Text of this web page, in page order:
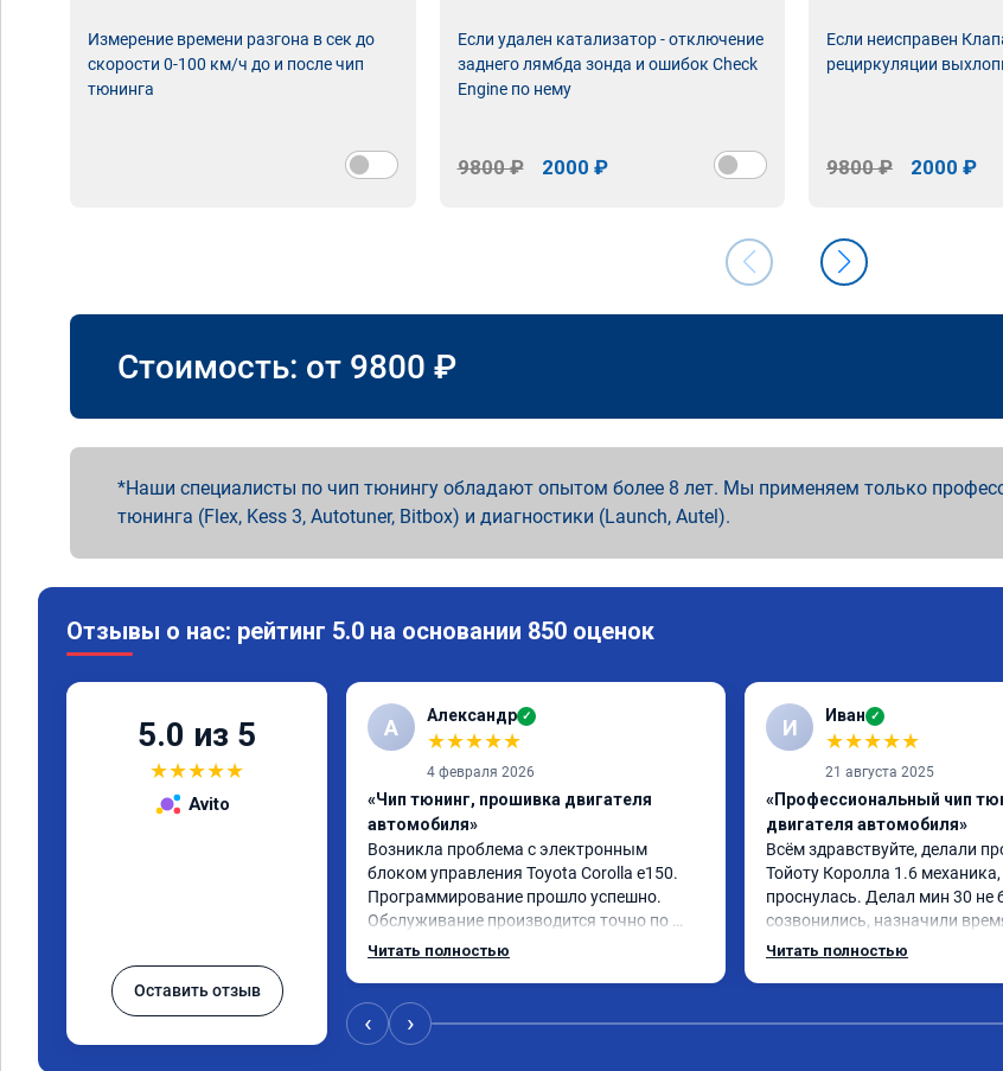
Измерение времени разгона в сек до
скорости 0-100 км/ч до и после чип
тюнинга
Если удален катализатор - отключение
заднего лямбда зонда и ошибок Check
Engine по нему
9800 ₽ 2000 ₽
Если неисправен
рециркуляции
9800 ₽ 2000 ₽
Стоимость: от 9800 ₽
Наши специалисты по чип тюнингу обладают опытом более 8 лет. Мы применяем только
тюнинга (Flex, Kess 3, Autotuner, Bitbox) и диагностики (Launch, Autel).
Отзывы о нас: рейтинг 5.0 на основании 850 оценок
5.0 из 5
★★★★★
Avito
Оставить отзыв
А Александр ✓
★★★★★
4 февраля 2026
«Чип тюнинг, прошивка двигателя
автомобиля»
Возникла проблема с электронным
блоком управления Toyota Corolla e150.
Программирование прошло успешно.
Обслуживание производится точно по
времени записи, без задержек. Работой
Читать полностью
И Иван ✓
★★★★★
21 августа 2025
«Профессиональный чип
двигателя автомобиля»
Всём здравствуйте, делали
Тойоту Королла 1.6
проснулась. Делал мин 30 не
созвонились, назначили
лично доволен результатом. 5
Читать полностью
‹ ›